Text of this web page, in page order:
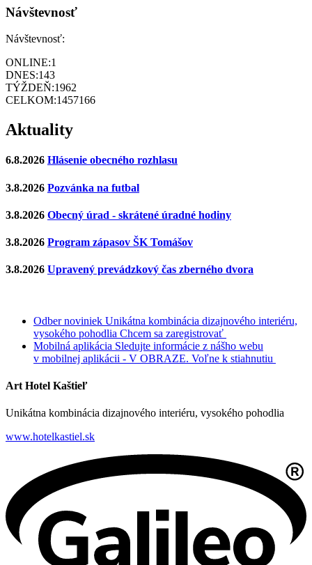
Návštevnosť
Návštevnosť:
ONLINE:1
DNES:143
TÝŽDEŇ:1962
CELKOM:1457166
Aktuality
6.8.2026 Hlásenie obecného rozhlasu
3.8.2026 Pozvánka na futbal
3.8.2026 Obecný úrad - skrátené úradné hodiny
3.8.2026 Program zápasov ŠK Tomášov
3.8.2026 Upravený prevádzkový čas zberného dvora
Odber noviniek Unikátna kombinácia dizajnového interiéru,
vysokého pohodlia Chcem sa zaregistrovať
Mobilná aplikácia Sledujte informácie z nášho webu
v mobilnej aplikácii - V OBRAZE. Voľne k stiahnutiu
Art Hotel Kaštieľ
Unikátna kombinácia dizajnového interiéru, vysokého pohodlia
www.hotelkastiel.sk